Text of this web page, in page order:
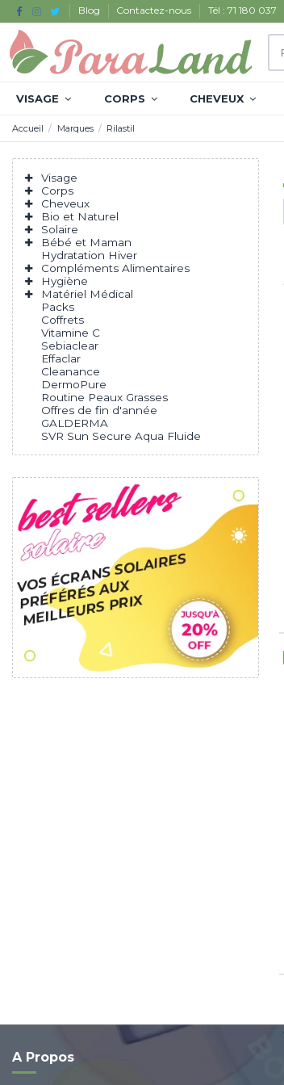
Blog Contactez-nous Tél : 71 180 037
VISAGE CORPS CHEVEUX
Accueil Marques Rilastil
Visage
Corps
Cheveux
Bio et Naturel
Solaire
Bébé et Maman
Hydratation Hiver
Compléments Alimentaires
Hygiène
Matériel Médical
Packs
Coffrets
Vitamine C
Sebiaclear
Effaclar
Cleanance
DermoPure
Routine Peaux Grasses
Offres de fin d'année
GALDERMA
SVR Sun Secure Aqua Fluide
A Propos